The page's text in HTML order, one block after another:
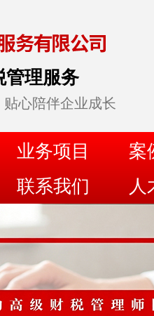
管理服务
心陪伴企业成长
业务项目
案
联系我们 人